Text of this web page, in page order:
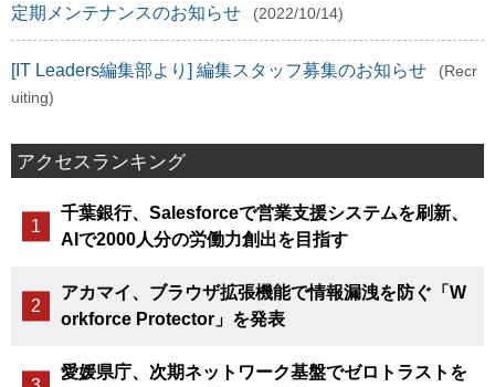
定期メンテナンスのお知らせ (2022/10/14)
[IT Leaders編集部より] 編集スタッフ募集のお知らせ
(Recr
uiting)
アクセスランキング
千葉銀行、Salesforceで営業支援システムを刷新、
AIで2000人分の労働力創出を目指す
アカマイ、ブラウザ拡張機能で情報漏洩を防ぐ「W
orkforce Protector」を発表
愛媛県庁、次期ネットワーク基盤でゼロトラストを